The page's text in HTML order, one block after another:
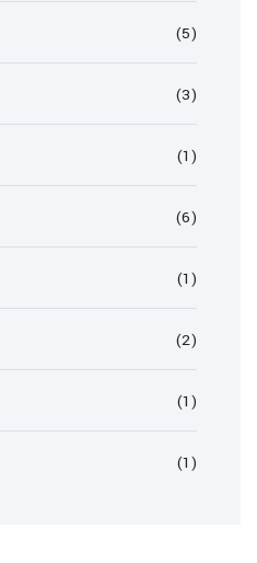
(5)
(3)
(1)
(6)
(1)
(2)
(1)
(1)